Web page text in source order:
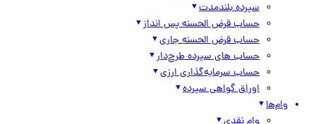
سپرده بلندمدت
حساب قرض الحسنه پس انداز
حساب قرض الحسنه جاری
حساب های سپرده طرح‌دار
حساب سرمایه‌گذاری ارزی
اوراق گواهی سپرده
وام‌ها